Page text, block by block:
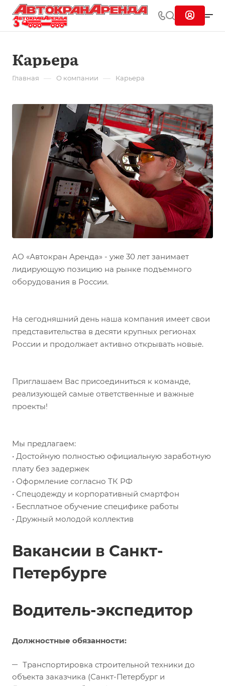
Карьера
Главная — О компании — Карьера
АО «Автокран Аренда» - уже 30 лет занимает
лидирующую позицию на рынке подъемного
оборудования в России.
На сегодняшний день наша компания имеет свои
представительства в десяти крупных регионах
России и продолжает активно открывать новые.
Приглашаем Вас присоединиться к команде,
реализующей самые ответственные и важные
проекты!
Мы предлагаем:
• Достойную полностью официальную заработную
плату без задержек
• Оформление согласно ТК РФ
• Спецодежду и корпоративный смартфон
• Бесплатное обучение специфике работы
• Дружный молодой коллектив
Вакансии в Санкт-
Петербурге
Водитель-экспедитор
Должностные обязанности:
Транспортировка строительной техники до
объекта заказчика (Санкт-Петербург и